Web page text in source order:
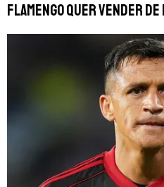
Flamengo quer vender